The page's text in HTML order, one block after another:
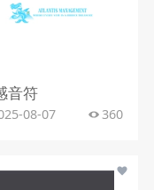
音符
08-07 360